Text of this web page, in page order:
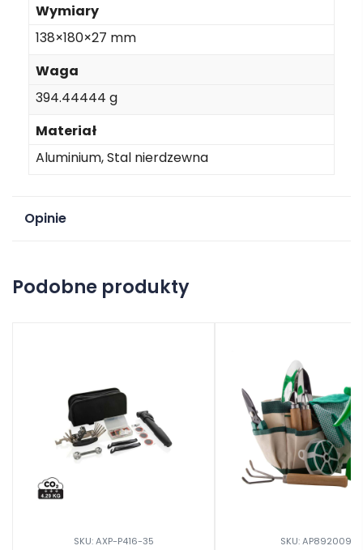
Wymiary
138×180×27 mm
Waga
394.44444 g
Materiał
Aluminium, Stal nierdzewna
Opinie
Podobne produkty
SKU: AXP-P416-35 SKU: AP892009